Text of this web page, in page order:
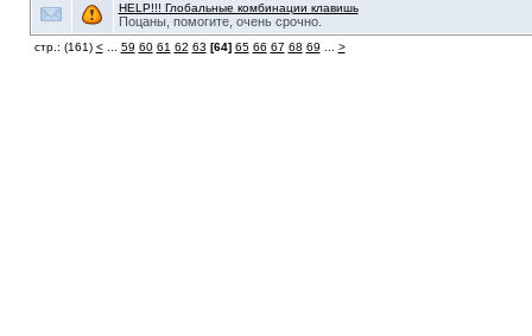
HELP!!! Глобальные комбинации клавишь
Поцаны, помогите, очень срочно.
стр.: (161) <... 59 60 61 62 63 [64] 65 66 67 68 69 >